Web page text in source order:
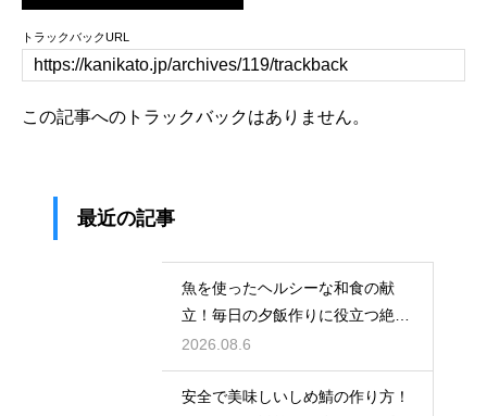
トラックバックURL
この記事へのトラックバックはありません。
最近の記事
魚を使ったヘルシーな和食の献
立！毎日の夕飯作りに役立つ絶品
レシピ集
2026.08.6
安全で美味しいしめ鯖の作り方！